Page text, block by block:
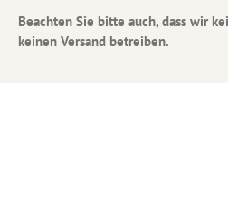
Beachten Sie bitte auch, dass wir
keinen Versand betreiben.